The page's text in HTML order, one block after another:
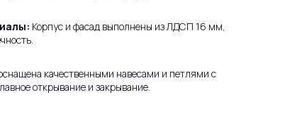
Корпус и фасад выполнены из ЛДСП 16 мм,
качественными навесами и петлями с
открывание и закрывание.